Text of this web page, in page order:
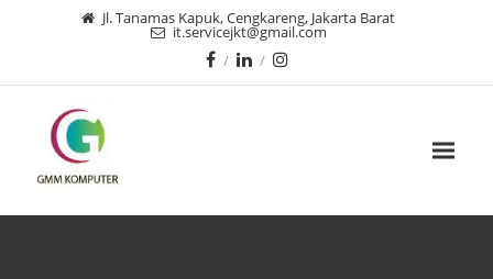
Jl. Tanamas Kapuk, Cengkareng, Jakarta Barat
it.servicejkt@gmail.com